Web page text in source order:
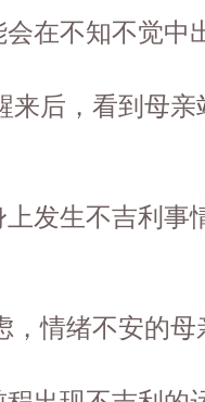
不知不觉中
后，看到母亲
生不吉利事
情绪不安的母